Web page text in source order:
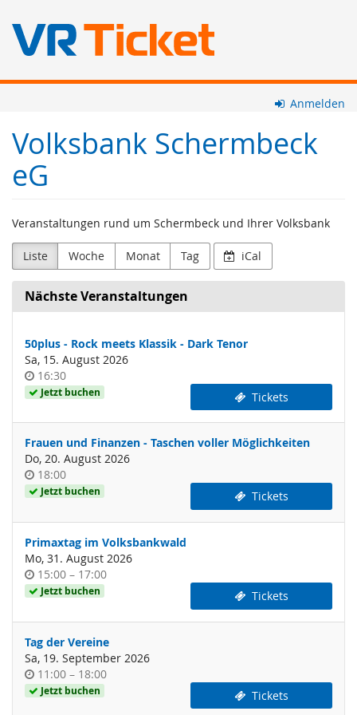
Inhalt
springen
Anmelden
Volksbank Schermbeck
eG
Veranstaltungen rund um Schermbeck und Ihrer Volksbank
Liste Woche Monat Tag iCal
Nächste Veranstaltungen
50plus - Rock meets Klassik - Dark Tenor
Sa, 15. August 2026
Uhrzeit
16:30
Jetzt buchen Tickets
Frauen und Finanzen - Taschen voller Möglichkeiten
Do, 20. August 2026
Uhrzeit
18:00
Jetzt buchen Tickets
Primaxtag im Volksbankwald
Mo, 31. August 2026
Uhrzeit
15:00 –bis
17:00
Jetzt buchen Tickets
Tag der Vereine
Sa, 19. September 2026
Uhrzeit
11:00 –bis
18:00
Jetzt buchen Tickets